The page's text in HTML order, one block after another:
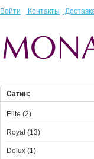
Войти Контакты
Сатин:
Elite (2)
Royal (13)
Delux (1)